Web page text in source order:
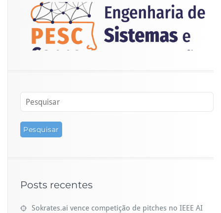
Posts recentes
Sokrates.ai vence competição de pitches no IEEE AI